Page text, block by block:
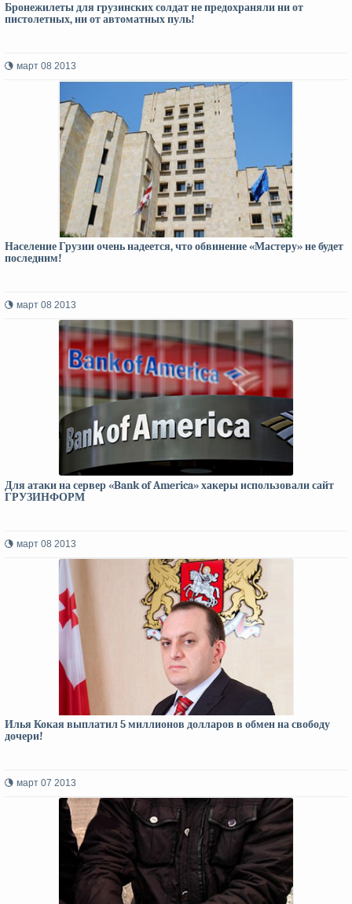
Бронежилеты для грузинских солдат не предохраняли ни от
пистолетных, ни от автоматных пуль!
март 08 2013
Население Грузии очень надеется, что обвинение «Мастеру» не будет
последним!
март 08 2013
Для атаки на сервер «Bank of America» хакеры использовали сайт
ГРУЗИНФОРМ
март 08 2013
Илья Кокая выплатил 5 миллионов долларов в обмен на свободу
дочери!
март 07 2013